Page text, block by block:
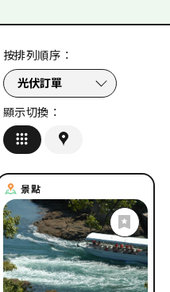
館 #歷史・文化
#美食・酒
#公園 露營場
導覽旅遊
道之駅(休息站)
#秋の台湾語 # 冬の台湾語
條件
按排列順序 ：
顯示切換 ：
景點